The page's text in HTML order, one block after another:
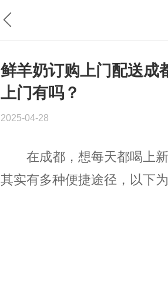
鲜羊奶订购上门配送成
上门有吗？
2025-04-28
在成都，想每天都喝上新
其实有多种便捷途径，以下为